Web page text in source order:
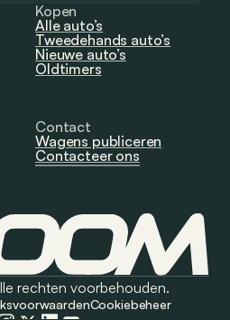
Kopen
Alle auto’s
Tweedehands auto’s
Nieuwe auto’s
Oldtimers
Contact
Wagens publiceren
Contacteer ons
rechten voorbehouden.
Cookiebeheer